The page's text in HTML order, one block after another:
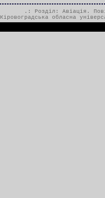
.: Розділ: Авіація.
Кіровоградська обласна